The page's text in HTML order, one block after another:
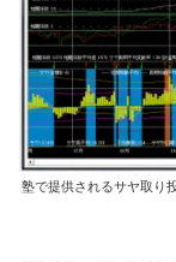
塾で提供されるサヤ取り